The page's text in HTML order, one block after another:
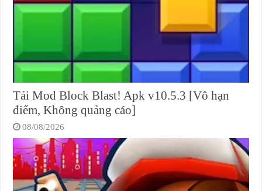
Tải Mod Block Blast! Apk v10.5.3 [Vô hạn
điểm, Không quảng cáo]
08/08/2026